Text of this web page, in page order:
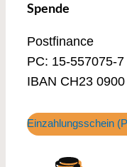
Spende
Postfinance
PC: 15-557075-7
IBAN CH23
Einzahlungsschein